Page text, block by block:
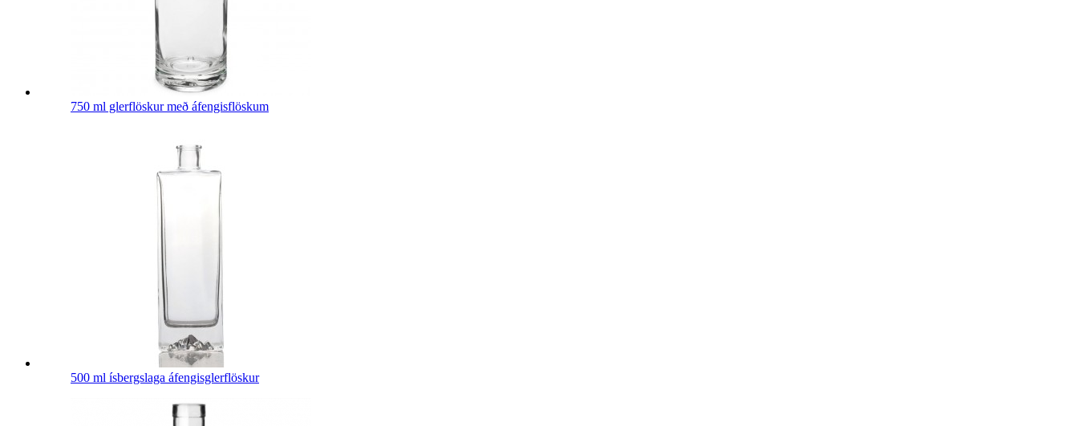
750 ml glerflöskur með áfengisflöskum
500 ml ísbergslaga áfengisglerflöskur